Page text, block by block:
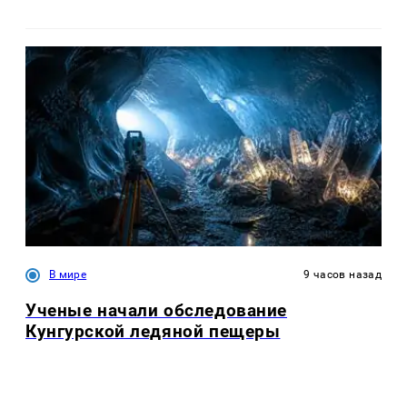
В мире 9 часов назад
Ученые начали обследование
Кунгурской ледяной пещеры